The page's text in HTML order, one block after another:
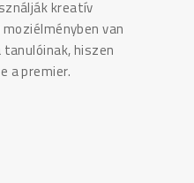
kreatív
van
hiszen
a premier.